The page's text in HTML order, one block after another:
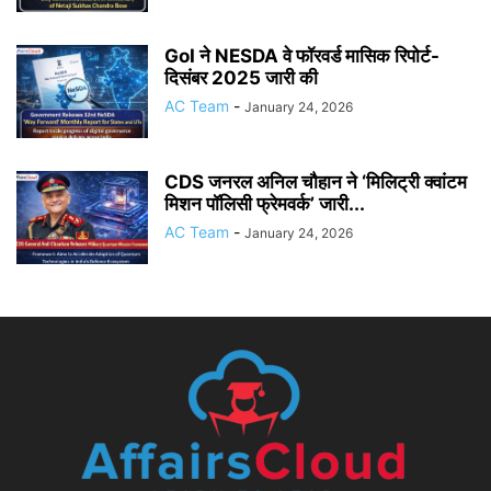
GoI ने NESDA वे फॉरवर्ड मासिक रिपोर्ट-
दिसंबर 2025 जारी की
AC Team - January 24, 2026
CDS जनरल अनिल चौहान ने ‘मिलिट्री क्वांटम
मिशन पॉलिसी फ्रेमवर्क’ जारी...
AC Team - January 24, 2026